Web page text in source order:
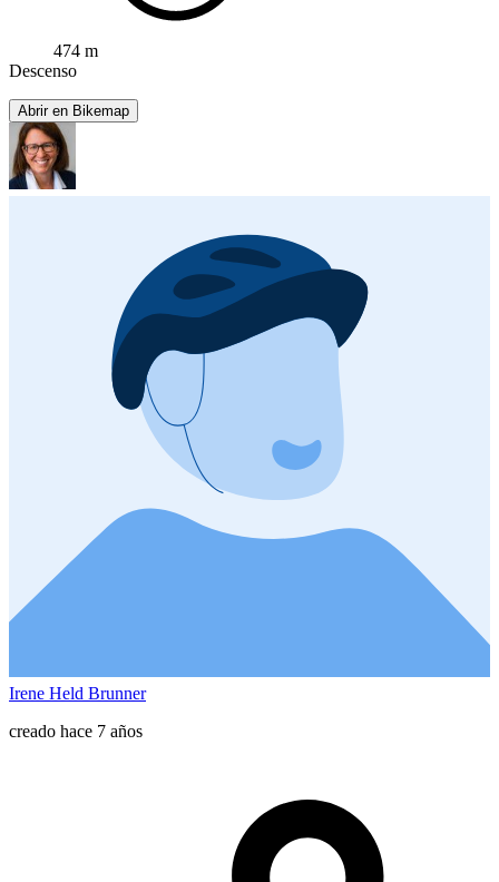
474 m
Descenso
Abrir en Bikemap
Irene Held Brunner
creado hace 7 años